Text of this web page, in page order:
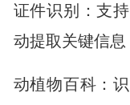
证件识别：支
动提取关键信息
动植物百科：